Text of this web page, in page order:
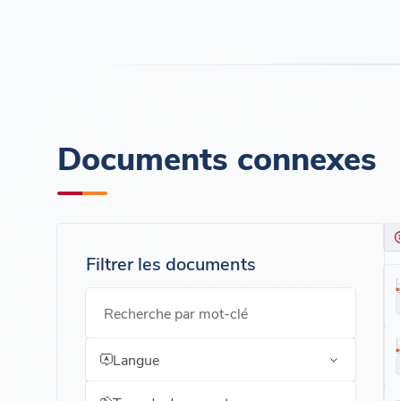
Documents connexes
Filtrer les documents
Recherche par mot-clé
Langue